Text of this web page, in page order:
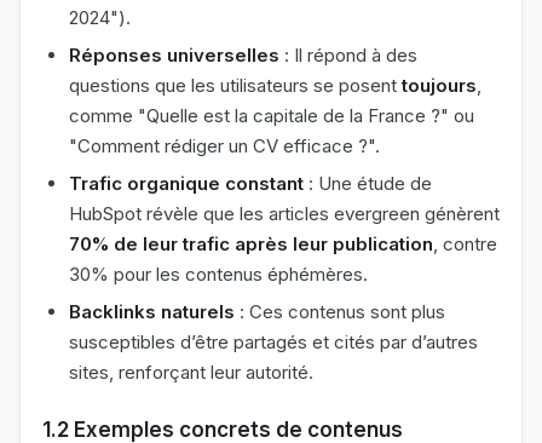
2024").
Réponses universelles : Il répond à des
questions que les utilisateurs se posenttoujours,
comme "Quelle est la capitale de la France ?" ou
"Comment rédiger un CV efficace ?".
Trafic organique constant : Une étude de
HubSpot révèle que les articles evergreen génèrent
70% de leur trafic après leur publication, contre
30% pour les contenus éphémères.
Backlinks naturels : Ces contenus sont plus
susceptibles d’être partagés et cités par d’autres
sites, renforçant leur autorité.
1.2 Exemples concrets de contenus